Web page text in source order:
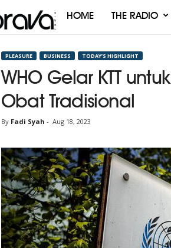
Brava
HOME THE RADIO
PLEASURE BUSINESS TODAY’S HIGHLIGHT
WHO Gelar KTT
Obat Tradisional
By Fadi Syah - Aug 18, 2023